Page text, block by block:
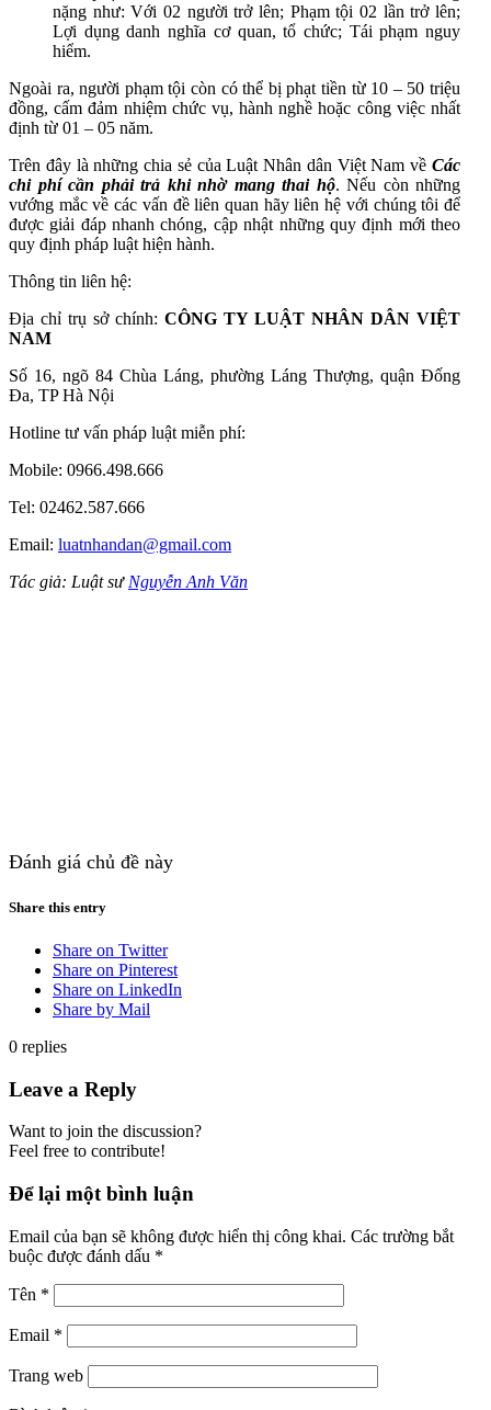
nặng như: Với 02 người trở lên; Phạm tội 02 lần trở lên;
Lợi dụng danh nghĩa cơ quan, tổ chức; Tái phạm nguy
hiểm.
Ngoài ra, người phạm tội còn có thể bị phạt tiền từ 10 – 50 triệu
đồng, cấm đảm nhiệm chức vụ, hành nghề hoặc công việc nhất
định từ 01 – 05 năm.
Trên đây là những chia sẻ của Luật Nhân dân Việt Nam về Các
chi phí cần phải trả khi nhờ mang thai hộ. Nếu còn những
vướng mắc về các vấn đề liên quan hãy liên hệ với chúng tôi để
được giải đáp nhanh chóng, cập nhật những quy định mới theo
quy định pháp luật hiện hành.
Thông tin liên hệ:
Địa chỉ trụ sở chính: CÔNG TY LUẬT NHÂN DÂN VIỆT
NAM
Số 16, ngõ 84 Chùa Láng, phường Láng Thượng, quận Đống
Đa, TP Hà Nội
Hotline tư vấn pháp luật miễn phí:
Mobile: 0966.498.666
Tel: 02462.587.666
Email: luatnhandan@gmail.com
Tác giả: Luật sưNguyễn Anh Văn
Đánh giá chủ đề này
Share this entry
Share on Twitter
Share on Pinterest
Share on LinkedIn
Share by Mail
0 replies
Leave a Reply
Want to join the discussion?
Feel free to contribute!
Để lại một bình luận
Email của bạn sẽ không được hiển thị công khai. Các trường bắt
buộc được đánh dấu *
Tên *
Email *
Trang web